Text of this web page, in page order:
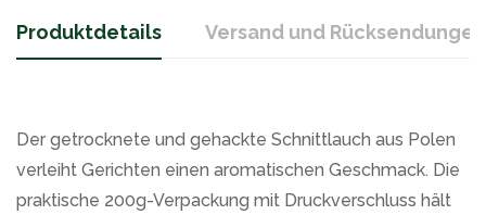
Produktdetails Versand und Rücksendungen
Der getrocknete und gehackte Schnittlauch aus Polen
verleiht Gerichten einen aromatischen Geschmack. Die
praktische 200g-Verpackung mit Druckverschluss hält